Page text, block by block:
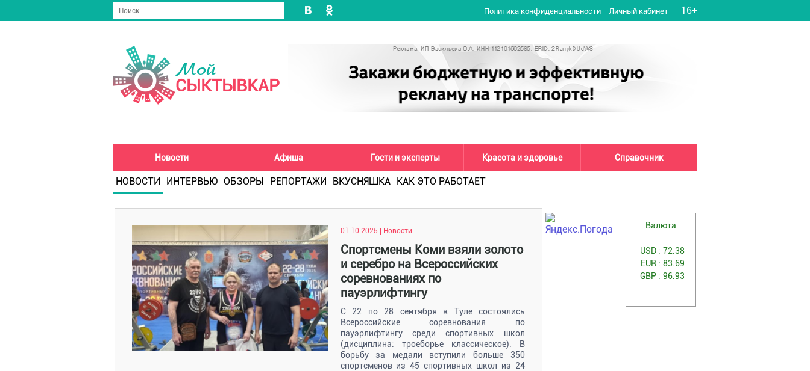
Политика конфиденциальности Личный кабинет 16+
Мой
СЫКТЫВКАР
Новости Афиша Гости и эксперты Красота и здоровье Справочник
НОВОСТИ ИНТЕРВЬЮ ОБЗОРЫ РЕПОРТАЖИ ВКУСНЯШКА КАК ЭТО РАБОТАЕТ
01.10.2025 | Новости
Спортсмены Коми взяли золото
и серебро на Всероссийских
соревнованиях по
пауэрлифтингу
С 22 по 28 сентября в Туле состоялись
Всероссийские соревнования по
пауэрлифтингу среди спортивных школ
(дисциплина: троеборье классическое). В
борьбу за медали вступили больше 350
спортсменов из 45 спортивных школ из 24
Валюта
USD : 72.38
EUR : 83.69
GBP : 96.93